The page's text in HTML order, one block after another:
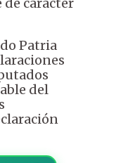
de carácter
Patria
del